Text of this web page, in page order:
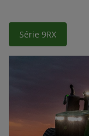
Série 9RX